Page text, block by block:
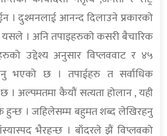
। दुश्मनलाई आनन्द दिलाउने प्रकारको
यसले । अनि तपाइहरुको कसरी बैचारिक
उद्देश्य अनुसार विप्लववाट र ४५
भएको छ । तपाईहरु त सर्वाधिक
। अल्पमतमा कैयौं सत्यता होलान , यही
हुन्छ । जहिलेसम्म बहुमत शब्द लेखिरहनु
भैरहन्छ । बाँदरले झैं विप्लवको